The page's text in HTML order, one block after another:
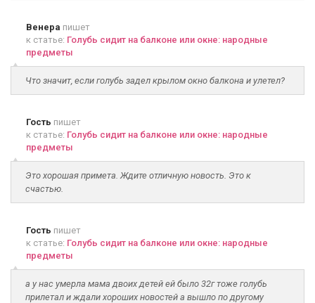
Венера пишет
к статье: Голубь сидит на балконе или окне: народные
предметы
Что значит, если голубь задел крылом окно балкона и улетел?
Гость пишет
к статье: Голубь сидит на балконе или окне: народные
предметы
Это хорошая примета. Ждите отличную новость. Это к
счастью.
Гость пишет
к статье: Голубь сидит на балконе или окне: народные
предметы
а у нас умерла мама двоих детей ей было 32г тоже голубь
прилетал и ждали хороших новостей а вышло по другому